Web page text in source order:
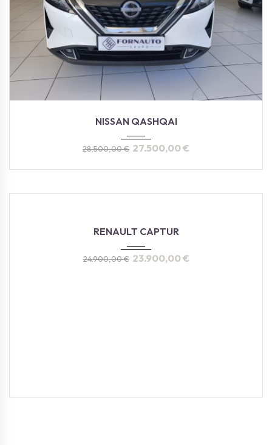
NISSAN QASHQAI
28.500,00€ 27.500,00€
RENAULT CAPTUR
24.900,00€ 23.900,00€